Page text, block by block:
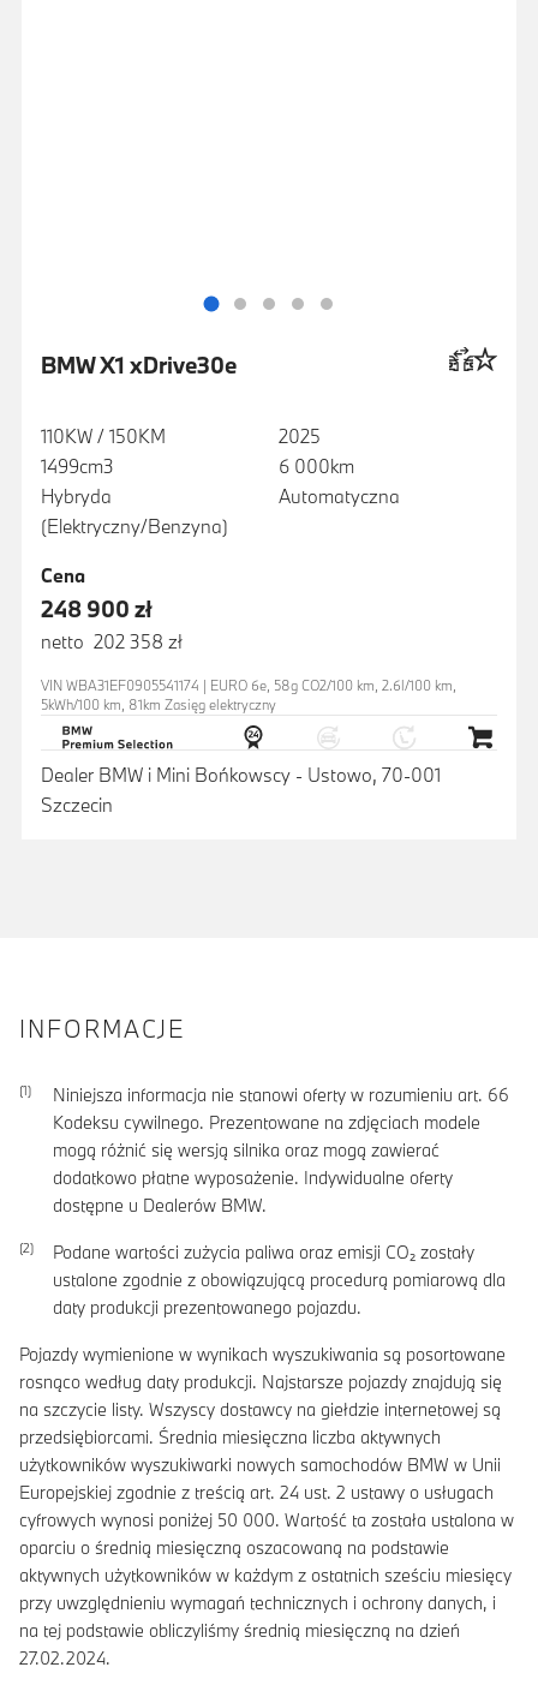
BMW X1 xDrive30e
110KW / 150KM
1499cm3
Hybryda
(Elektryczny/Benzyna)
2025
6 000km
Automatyczna
Cena
248 900 zł
netto 202 358 zł
VIN WBA31EF0905541174 | EURO 6e, 58g CO2/100 km, 2.6l/100 km,
5kWh/100 km, 81km Zasięg elektryczny
Dealer BMW i Mini Bońkowscy - Ustowo, 70-001
Szczecin
INFORMACJE
Niniejsza informacja nie stanowi oferty w rozumieniu art. 66
Kodeksu cywilnego. Prezentowane na zdjęciach modele
mogą różnić się wersją silnika oraz mogą zawierać
dodatkowo płatne wyposażenie. Indywidualne oferty
dostępne u Dealerów BMW.
Podane wartości zużycia paliwa oraz emisji CO₂ zostały
ustalone zgodnie z obowiązującą procedurą pomiarową dla
daty produkcji prezentowanego pojazdu.
Pojazdy wymienione w wynikach wyszukiwania są posortowane
rosnąco według daty produkcji. Najstarsze pojazdy znajdują się
na szczycie listy. Wszyscy dostawcy na giełdzie internetowej są
przedsiębiorcami. Średnia miesięczna liczba aktywnych
użytkowników wyszukiwarki nowych samochodów BMW w Unii
Europejskiej zgodnie z treścią art. 24 ust. 2 ustawy o usługach
cyfrowych wynosi poniżej 50 000. Wartość ta została ustalona w
oparciu o średnią miesięczną oszacowaną na podstawie
aktywnych użytkowników w każdym z ostatnich sześciu miesięcy
przy uwzględnieniu wymagań technicznych i ochrony danych, i
na tej podstawie obliczyliśmy średnią miesięczną na dzień
27.02.2024.